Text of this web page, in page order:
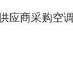
应商采购空调